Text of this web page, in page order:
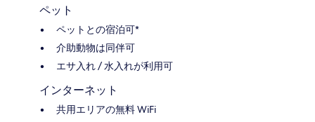
ペット
ペットとの宿泊可*
介助動物は同伴可
エサ入れ / 水入れが利用可
インターネット
共用エリアの無料 WiFi